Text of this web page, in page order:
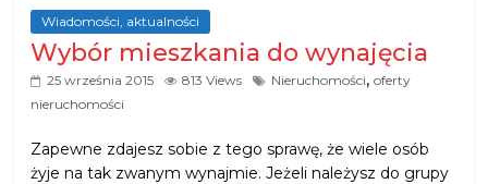
Wiadomości, aktualności
Wybór mieszkania do wynajęcia
25 września 2015 813 Views Nieruchomości,oferty
nieruchomości
Zapewne zdajesz sobie z tego sprawę, że wiele osób
żyje na tak zwanym wynajmie. Jeżeli należysz do grupy